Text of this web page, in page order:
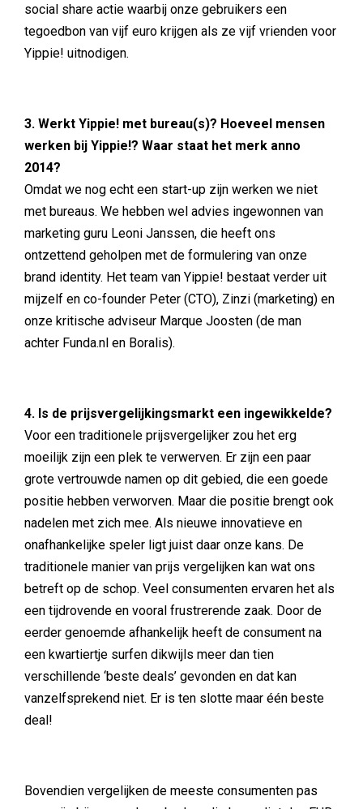
social share actie waarbij onze gebruikers een
tegoedbon van vijf euro krijgen als ze vijf vrienden voor
Yippie! uitnodigen.
3. Werkt Yippie! met bureau(s)? Hoeveel mensen
werken bij Yippie!? Waar staat het merk anno
2014?
Omdat we nog echt een start-up zijn werken we niet
met bureaus. We hebben wel advies ingewonnen van
marketing guru Leoni Janssen, die heeft ons
ontzettend geholpen met de formulering van onze
brand identity. Het team van Yippie! bestaat verder uit
mijzelf en co-founder Peter (CTO), Zinzi (marketing) en
onze kritische adviseur Marque Joosten (de man
achter Funda.nl en Boralis).
4. Is de prijsvergelijkingsmarkt een ingewikkelde?
Voor een traditionele prijsvergelijker zou het erg
moeilijk zijn een plek te verwerven. Er zijn een paar
grote vertrouwde namen op dit gebied, die een goede
positie hebben verworven. Maar die positie brengt ook
nadelen met zich mee. Als nieuwe innovatieve en
onafhankelijke speler ligt juist daar onze kans. De
traditionele manier van prijs vergelijken kan wat ons
betreft op de schop. Veel consumenten ervaren het als
een tijdrovende en vooral frustrerende zaak. Door de
eerder genoemde afhankelijk heeft de consument na
een kwartiertje surfen dikwijls meer dan tien
verschillende ‘beste deals’ gevonden en dat kan
vanzelfsprekend niet. Er is ten slotte maar één beste
deal!
Bovendien vergelijken de meeste consumenten pas